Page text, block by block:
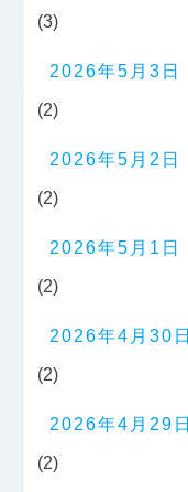
(3)
2026年5月3日
(2)
2026年5月2日
(2)
2026年5月1日
(2)
2026年4月30日
(2)
2026年4月29日
(2)